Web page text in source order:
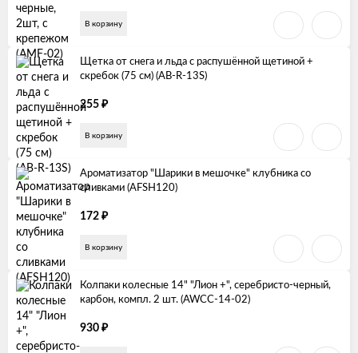
В корзину
Щетка от снега и льда с распушённой щетиной +
скребок (75 см) (AB-R-13S)
255 ₽
В корзину
Ароматизатор "Шарики в мешочке" клубника со
сливками (AFSH120)
172 ₽
В корзину
Колпаки колесные 14" "Лион +", серебристо-черный,
карбон, компл. 2 шт. (AWCC-14-02)
930 ₽